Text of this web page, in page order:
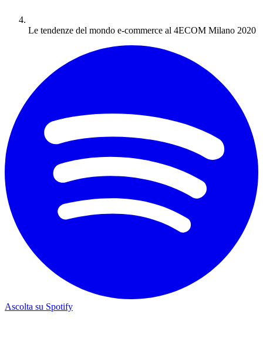
Le tendenze del mondo e-commerce al 4ECOM Milano 2020
Ascolta su Spotify